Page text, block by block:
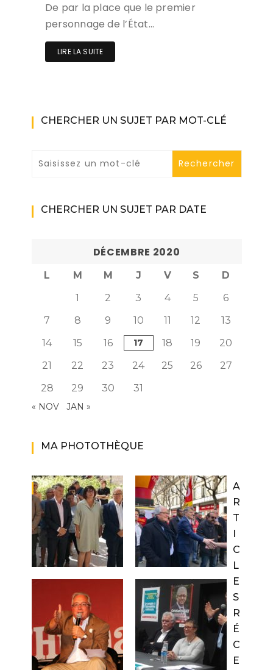
De par la place que le premier
personnage de l’État…
LIRE LA SUITE
CHERCHER UN SUJET PAR MOT-CLÉ
CHERCHER UN SUJET PAR DATE
DÉCEMBRE 2020
L M M J V S
D
1
2 3 4 5
6
7
8 9 10 11 12
13
14
15 16 17 18 19
20
21
22 23 24 25 26
27
28
29 30 31
« NOV JAN »
MA PHOTOTHÈQUE
A
R
T
I
C
L
E
S
R
É
C
E